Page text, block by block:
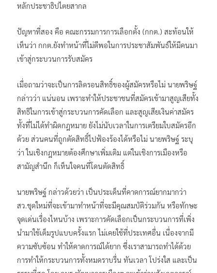
หลักประชาธิปไตยสากล
ปัญหาที่สอง คือ คณะกรรมการการเลือกตั้ง (กกต.) สะท้อนให้
เห็นว่า กกต.ยังทำหน้าที่ไม่ดีพอในการประชาสัมพันธ์ให้มีคนมา
เข้าสู่กระบวนการรับสมัคร
เมื่อถามว่าจะเป็นการลิดรอนสิทธิ์ของผู้สมัครหรือไม่ นายพริษฐ์
กล่าวว่า แน่นอน เพราะทำให้ประชาชนที่สมัครเข้ามาสูญเสียทั้ง
สิทธิในการเข้าสู่กระบวนการคัดเลือก และสูญเสียเงินค่าสมัคร
ทั้งที่ไม่ได้ทำผิดกฎหมาย ยังไม่นับเวลาในการเตรียมใบสมัครอีก
ด้วย ส่วนคนที่ถูกตัดสิทธิ์ไปฟ้องร้องได้หรือไม่ นายพริษฐ์ ระบุ
ว่า ในเชิงกฎหมายต้องศึกษาเพิ่มเติม แต่ในเชิงการเมืองหรือ
สามัญสำนึก ก็เห็นใจคนที่โดนตัดสิทธิ์
นายพริษฐ์ กล่าวด้วยว่า เป็นประเด็นที่คาดการณ์ยากมากว่า
สว.ชุดใหม่ที่จะเข้ามาทำหน้าที่จะมีคุณสมบัติร่วมกัน หรือทักษะ
จุดเด่นเรื่องไหนบ้าง เพราะการคัดเลือกเป็นกระบวนการที่เพิ่ง
นำมาใช้เต็มรูปแบบครั้งแรก ไม่เคยใช้ที่ประเทศอื่น เนื่องจากมี
ความซับซ้อน ทำให้คาดการณ์ได้ยาก ซึ่งเราสามารถทำได้ด้วย
การทำให้กระบวนการทั้งหมดราบรื่น ทันเวลา โปร่งใส และเป็น